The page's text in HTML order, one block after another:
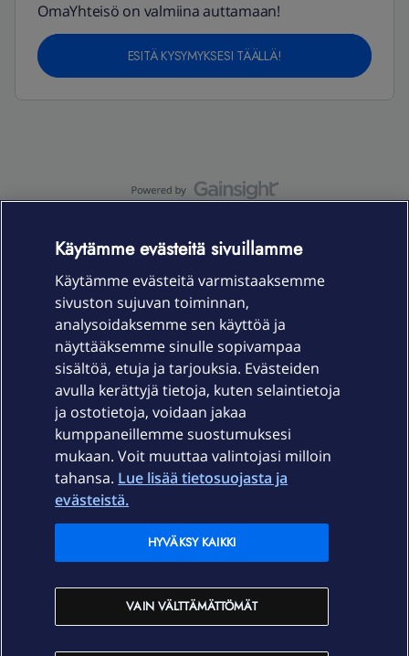
OmaYhteisö on valmiina auttamaan!
ESITÄ KYSYMYKSESI TÄÄLLÄ!
Laitteet & liittymät
Palvelut
Ajankohtaista
Elisa Oyj
In English
Käytämme evästeitä sivuillamme
Käytämme evästeitä varmistaaksemme
sivuston sujuvan toiminnan,
analysoidaksemme sen käyttöä ja
näyttääksemme sinulle sopivampaa
sisältöä, etuja ja tarjouksia. Evästeiden
avulla kerättyjä tietoja, kuten selaintietoja
ja ostotietoja, voidaan jakaa
kumppaneillemme suostumuksesi
mukaan. Voit muuttaa valintojasi milloin
tahansa. Lue lisää tietosuojasta ja
evästeistä.
VAIN VÄLTTÄMÄTTÖMÄT
HYVÄKSY KAIKKI